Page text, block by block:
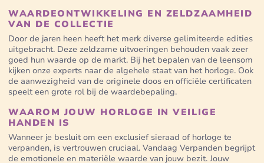
WAARDEONTWIKKELING EN ZELDZAAMHEID
VAN DE COLLECTIE
Door de jaren heen heeft het merk diverse gelimiteerde edities
uitgebracht. Deze zeldzame uitvoeringen behouden vaak zeer
goed hun waarde op de markt. Bij het bepalen van de leensom
kijken onze experts naar de algehele staat van het horloge. Ook
de aanwezigheid van de originele doos en officiële certificaten
speelt een grote rol bij de waardebepaling.
WAAROM JOUW HORLOGE IN VEILIGE
HANDEN IS
Wanneer je besluit om een exclusief sieraad of horloge te
verpanden, is vertrouwen cruciaal. Vandaag Verpanden begrijpt
de emotionele en materiële waarde van jouw bezit. Jouw